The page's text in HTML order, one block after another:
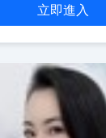
立即進入